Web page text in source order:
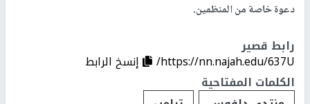
دعوة خاصة من المنظمين.
رابط قصير
https://nn.najah.edu/637U/
إنسخ الرابط
الكلمات المفتاحية